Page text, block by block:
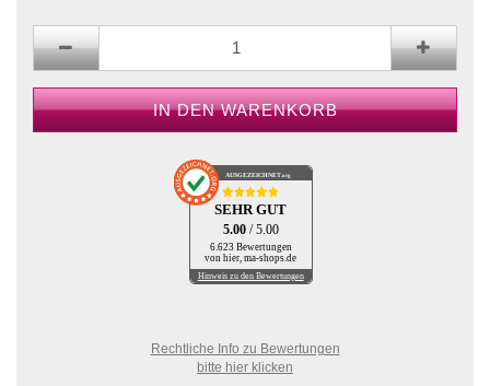
AUSGEZEICHNET.org
SEHR GUT
5.00 / 5.00
6.623 Bewertungen
von hier, ma-shops.de
Hinweis zu den Bewertungen
Rechtliche Info zu Bewertungen
bitte hier klicken